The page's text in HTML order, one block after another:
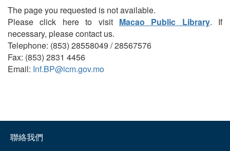
The page you requested is not available.
Please click here to visit Macao Public Library. If
necessary, please contact us.
Telephone: (853) 28558049 / 28567576
Fax: (853) 2831 4456
Email: Inf.BP@icm.gov.mo
聯絡我們